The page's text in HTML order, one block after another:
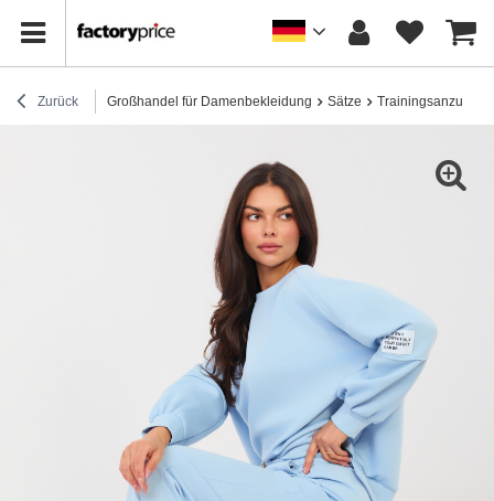
Zurück Großhandel für Damenbekleidung Sätze Trainingsanzug-